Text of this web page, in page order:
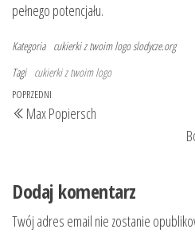
pełnego potencjału.
Kategoria cukierki z twoim logoslodycze.org
Tagi cukierki z twoim logo
Nawigacja
wpisu
Poprzedni
wpis
POPRZEDNI
Max Popiersch
Dodaj komentarz
Twój adres email nie zostanie